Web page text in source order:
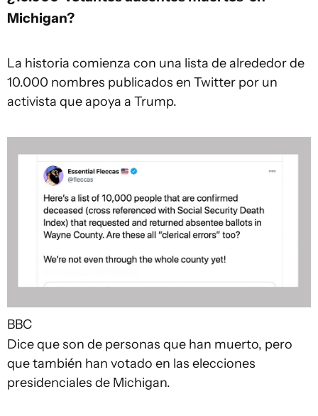
Michigan?
La historia comienza con una lista de alrededor de
10.000 nombres publicados en Twitter por un
activista que apoya a Trump.
BBC
Dice que son de personas que han muerto, pero
que también han votado en las elecciones
presidenciales de Michigan.